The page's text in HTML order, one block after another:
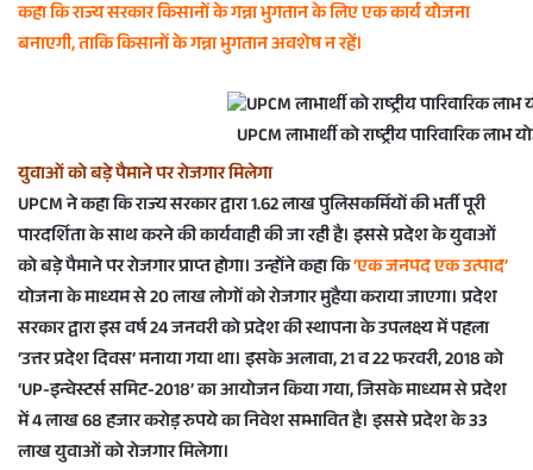
कहा कि राज्य सरकार किसानों के गन्ना भुगतान के लिए एक कार्य योजना
बनाएगी, ताकि किसानों के गन्ना भुगतान अवशेष न रहें।
UPCM लाभार्थी को राष्ट्रीय पारिवारिक
युवाओं को बड़े पैमाने पर रोजगार मिलेगा
UPCM ने कहा कि राज्य सरकार द्वारा 1.62 लाख पुलिसकर्मियों की भर्ती पूरी
पारदर्शिता के साथ करने की कार्यवाही की जा रही है। इससे प्रदेश के युवाओं
को बड़े पैमाने पर रोजगार प्राप्त होगा। उन्होंने कहा कि‘एक जनपद एक उत्पाद’
योजना के माध्यम से 20 लाख लोगों को रोजगार मुहैया कराया जाएगा। प्रदेश
सरकार द्वारा इस वर्ष 24 जनवरी को प्रदेश की स्थापना के उपलक्ष्य में पहला
‘उत्तर प्रदेश दिवस’ मनाया गया था। इसके अलावा, 21 व 22 फरवरी, 2018 को
‘UP-इन्वेस्टर्स समिट-2018’का आयोजन किया गया, जिसके माध्यम से प्रदेश
में 4 लाख 68 हजार करोड़ रुपये का निवेश सम्भावित है। इससे प्रदेश के 33
लाख युवाओं को रोजगार मिलेगा।